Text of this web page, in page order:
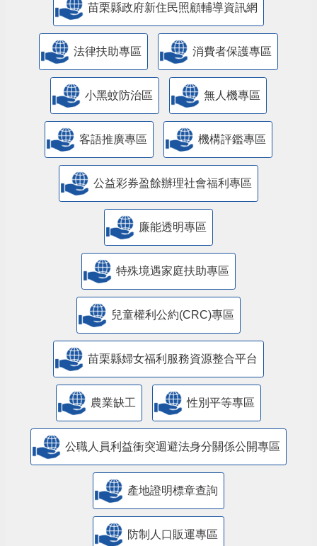
苗栗縣政府新住民照顧輔導資訊網
法律扶助專區 消費者保護專區
小黑蚊防治區 無人機專區
客語推廣專區 機構評鑑專區
公益彩券盈餘辦理社會福利專區
廉能透明專區
特殊境遇家庭扶助專區
兒童權利公約(CRC)專區
苗栗縣婦女福利服務資源整合平台
農業缺工 性別平等專區
公職人員利益衝突迴避法身分關係公開專區
產地證明標章查詢
防制人口販運專區